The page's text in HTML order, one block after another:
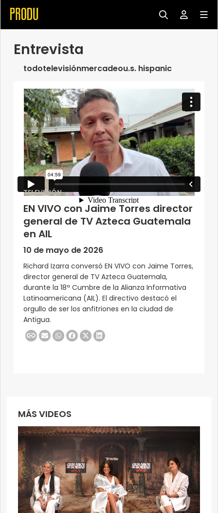
Entrevista
todotelevisiónmercadeou.s. hispanic
TELEVISIÓN
EN VIVO con Jaime Torres director
general de TV Azteca Guatemala
en AIL
10 de mayo de 2026
Richard Izarra conversó EN VIVO con Jaime Torres,
director general de TV Azteca Guatemala,
durante la 18ª Cumbre de la Alianza Informativa
Latinoamericana (AIL). El directivo destacó el
orgullo de ser los anfitriones en la ciudad de
Antigua.
MÁS VIDEOS